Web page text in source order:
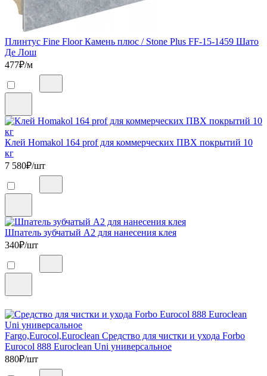
Плинтус Fine Floor Камень плюс / Stone Plus FF-15-1459 Шато
Де Лош
477₽/м
Клей Homakol 164 prof для коммерческих ПВХ покрытий 10
кг
7 580₽/шт
Шпатель зубчатый А2 для нанесения клея
340₽/шт
Fargo,Eurocol,Euroclean Средство для чистки и ухода Forbo
Eurocol 888 Euroclean Uni универсальное
880₽/шт